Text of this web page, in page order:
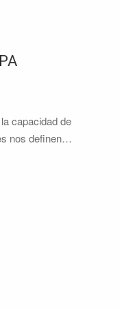
capacidad de
nos definen…